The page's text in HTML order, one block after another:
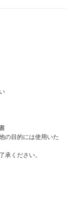
の目的には使用いた
承ください。